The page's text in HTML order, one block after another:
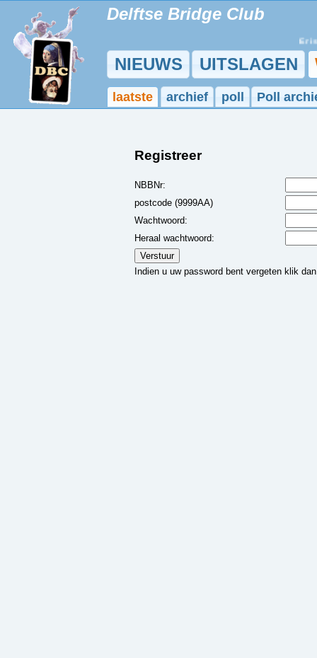
Delftse Bridge Club
Er is
NIEUWS UITSLAGEN
laatste archief poll Poll
Registreer
NBBNr:
postcode (9999AA)
Wachtwoord:
Heraal wachtwoord:
Indien u uw password bent vergeten klik